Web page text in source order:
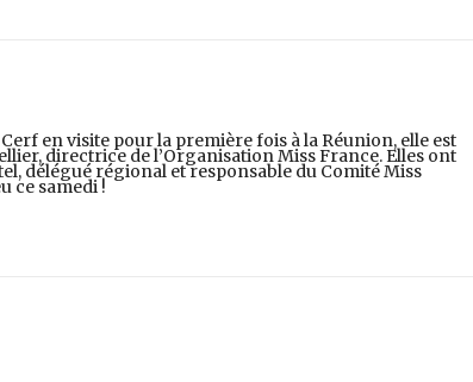
en visite pour la première fois à la Réunion, elle est
directrice de l’Organisation Miss France. Elles ont
délégué régional et responsable du Comité Miss
ce samedi !